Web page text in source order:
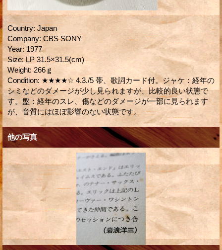
Country: Japan
Company: CBS SONY
Year: 1977
Size: LP 31.5×31.5(cm)
Weight: 266ｇ
Condition: ★★★★☆ 4.3./5 帯、歌詞カード付。ジャケ：経年の
シミなどのダメージが少し見られますが、比較的良い状態で
す。盤：経年のスレ、傷などのダメージが一部に見られます
が、音質にはほぼ影響のない状態です。
他の写真